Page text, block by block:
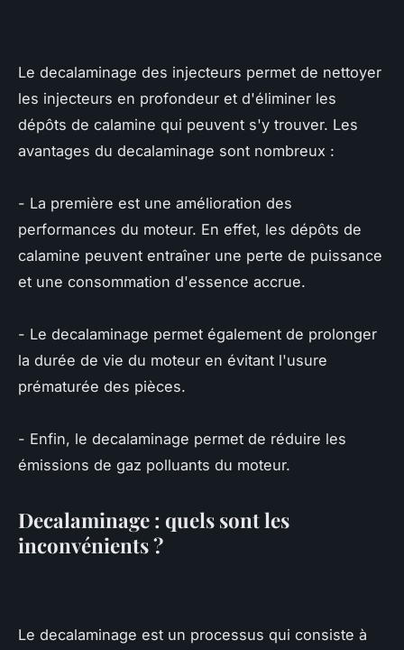
Le decalaminage des injecteurs permet de nettoyer
les injecteurs en profondeur et d'éliminer les
dépôts de calamine qui peuvent s'y trouver. Les
avantages du decalaminage sont nombreux :
- La première est une amélioration des
performances du moteur. En effet, les dépôts de
calamine peuvent entraîner une perte de puissance
et une consommation d'essence accrue.
- Le decalaminage permet également de prolonger
la durée de vie du moteur en évitant l'usure
prématurée des pièces.
- Enfin, le decalaminage permet de réduire les
émissions de gaz polluants du moteur.
Decalaminage : quels sont les
inconvénients ?
Le decalaminage est un processus qui consiste à